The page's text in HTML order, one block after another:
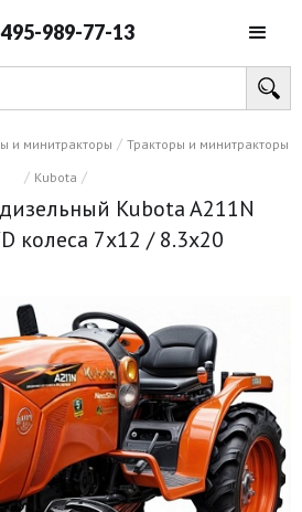
989-77-13
и минитракторы / Тракторы и минитракторы
/ Kubota /
Kubota A211N
колеса 7х12 / 8.3х20